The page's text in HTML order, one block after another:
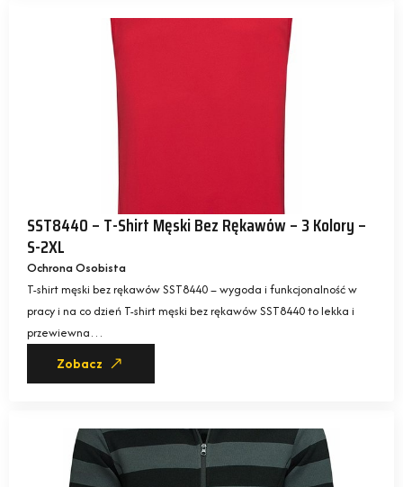
SST8440 – T-Shirt Męski Bez Rękawów – 3 Kolory –
S-2XL
Ochrona Osobista
T-shirt męski bez rękawów SST8440 – wygoda i funkcjonalność w
pracy i na co dzień T-shirt męski bez rękawów SST8440 to lekka i
przewiewna…
Zobacz